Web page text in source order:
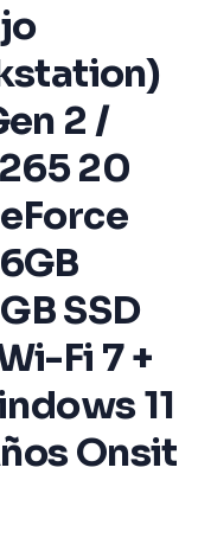
2 /
20
SSD
Fi 7 +
11
Onsit